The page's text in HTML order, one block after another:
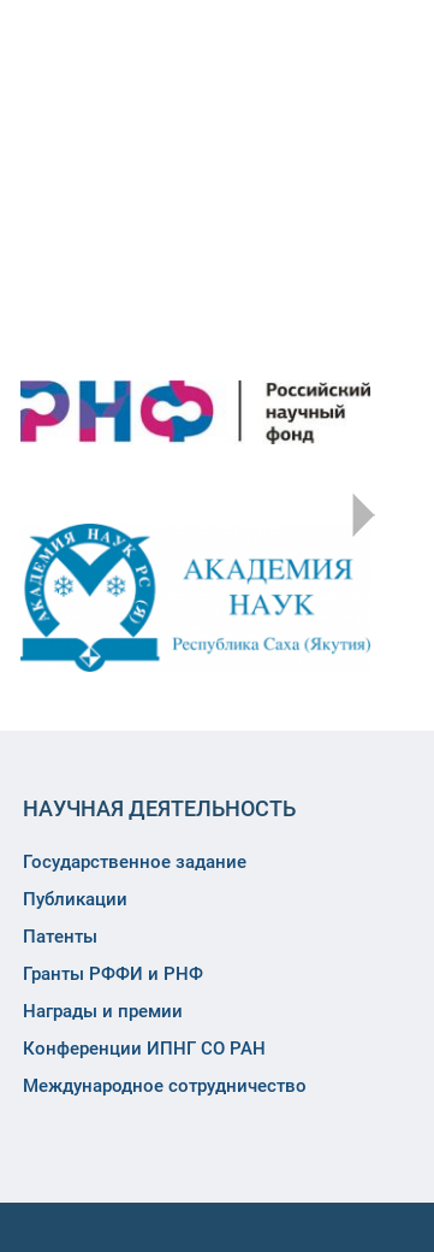
НАУЧНАЯ ДЕЯТЕЛЬНОСТЬ
Государственное задание
Публикации
Патенты
Гранты РФФИ и РНФ
Награды и премии
Конференции ИПНГ СО РАН
Международное сотрудничество